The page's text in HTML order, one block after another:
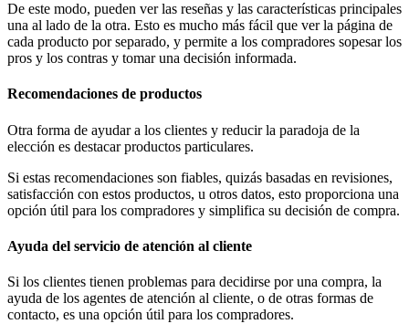
De este modo, pueden ver las reseñas y las características principales
una al lado de la otra. Esto es mucho más fácil que ver la página de
cada producto por separado, y permite a los compradores sopesar los
pros y los contras y tomar una decisión informada.
Recomendaciones de productos
Otra forma de ayudar a los clientes y reducir la paradoja de la
elección es destacar productos particulares.
Si estas recomendaciones son fiables, quizás basadas en revisiones,
satisfacción con estos productos, u otros datos, esto proporciona una
opción útil para los compradores y simplifica su decisión de compra.
Ayuda del servicio de atención al cliente
Si los clientes tienen problemas para decidirse por una compra, la
ayuda de los agentes de atención al cliente, o de otras formas de
contacto, es una opción útil para los compradores.